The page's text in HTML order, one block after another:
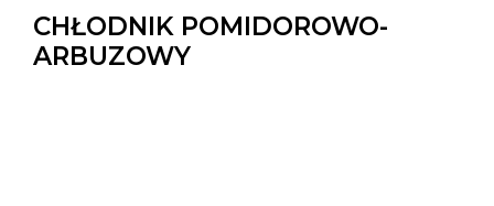
CHŁODNIK POMIDOROWO-
ARBUZOWY